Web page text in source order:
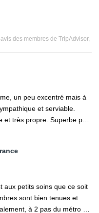
des membres de TripAdvisor,
un peu excentré mais à
et serviable.
et très propre. Superbe petit
pour votre séjour à
aux petits soins que ce soit
sont bien tenues et
à 2 pas du métro et